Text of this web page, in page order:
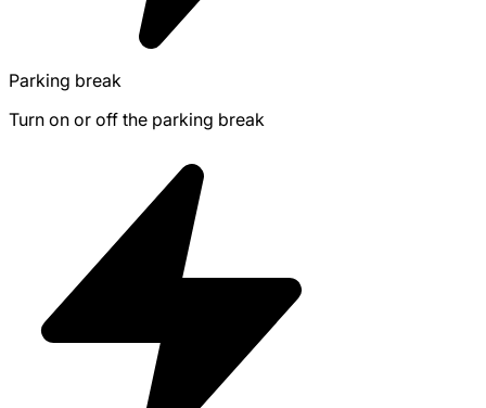
Parking break
Turn on or off the parking break